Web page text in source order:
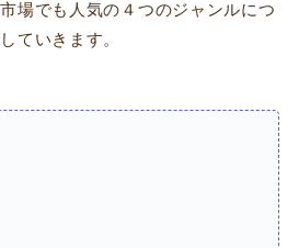
場でも人気の４つのジャンルにつ
ていきます。